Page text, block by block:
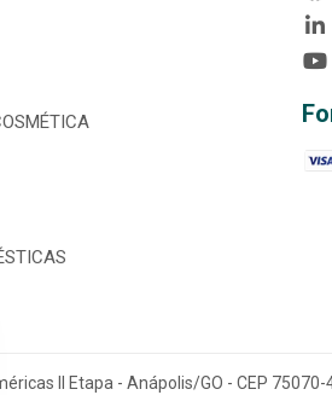
II Etapa - Anápolis/GO - CEP